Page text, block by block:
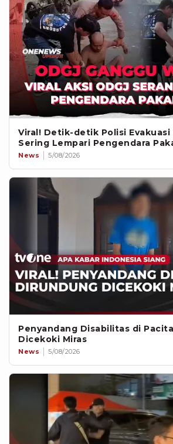
Viral! Detik-detik Polisi Evakuasi
Sering Lempari Pengendara
News 5/08/2026
Penyandang Disabilitas di
Dicekoki Miras
News 5/08/2026